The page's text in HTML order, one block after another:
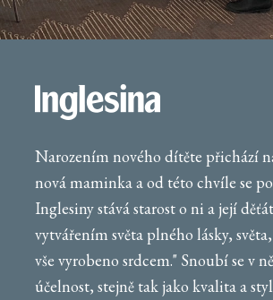
Narozením nového dítěte přichází
nová maminka a od této chvíle se
Inglesiny stává starost o ni a její
vytvářením světa plného lásky,
vše vyrobeno srdcem." Snoubí se v
účelnost, stejně tak jako kvalita a